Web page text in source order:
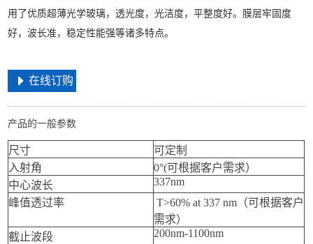
用了优质超薄光学玻璃，透光度，光洁度，平整度好。膜层牢固度
好，波长准，稳定性能强等诸多特点。
在线订购
产品的一般参数
尺寸
可定制
入射角
0°(可根据客户需求）
中心波长
337nm
峰值透过率
T>60% at 337 nm（可根据客户
需求）
截止波段
200nm-1100nm